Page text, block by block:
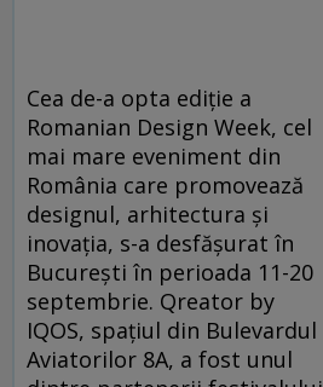
Cea de-a opta ediție a
Romanian Design Week, cel
mai mare eveniment din
România care promovează
designul, arhitectura și
inovația, s-a desfășurat în
București în perioada 11-20
septembrie. Qreator by
IQOS, spațiul din Bulevardul
Aviatorilor 8A, a fost unul